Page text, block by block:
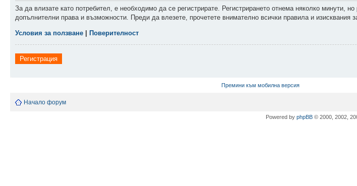
За да влизате като потребител, е необходимо да се регистрирате. Регистрирането отнема няколко минути,
допълнителни права и възможности. Преди да влезете, прочетете внимателно всички правила и изисквания
Условия за ползване | Поверителност
Регистрация
Премини към мобилна версия
Начало форум
Powered by phpBB © 2000, 2002,